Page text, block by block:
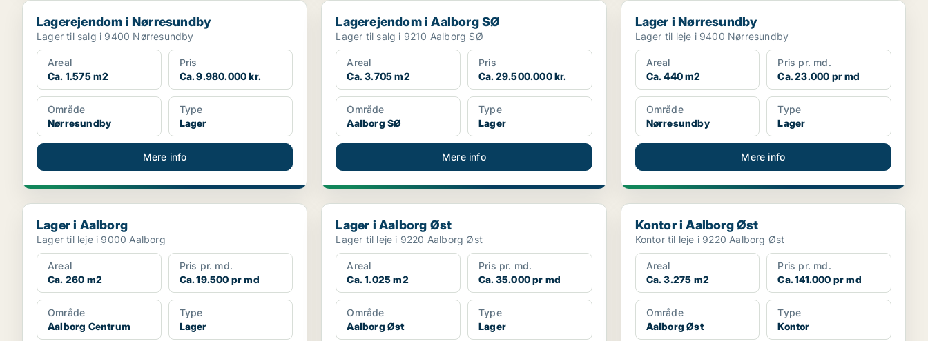
Lagerejendom i Nørresundby
Lagerejendom i Nørresundby
Lager til salg i 9400 Nørresundby
Areal
Ca. 1.575 m2
Pris
Ca. 9.980.000 kr.
Område
Nørresundby
Type
Lager
Mere info
Lagerejendom i Aalborg SØ
Lagerejendom i Aalborg SØ
Lager til salg i 9210 Aalborg SØ
Areal
Ca. 3.705 m2
Pris
Ca. 29.500.000 kr.
Område
Aalborg SØ
Type
Lager
Mere info
Lager i Nørresundby
Lager i Nørresundby
Lager til leje i 9400 Nørresundby
Areal
Ca. 440 m2
Pris pr. md.
Ca. 23.000 pr md
Område
Nørresundby
Type
Lager
Mere info
Lager i Aalborg
Lager i Aalborg
Lager til leje i 9000 Aalborg
Areal
Ca. 260 m2
Pris pr. md.
Ca. 19.500 pr md
Område
Aalborg Centrum
Type
Lager
Lager i Aalborg Øst
Lager i Aalborg Øst
Lager til leje i 9220 Aalborg Øst
Areal
Ca. 1.025 m2
Pris pr. md.
Ca. 35.000 pr md
Område
Aalborg Øst
Type
Lager
Kontor i Aalborg Øst
Kontor i Aalborg Øst
Kontor til leje i 9220 Aalborg Øst
Areal
Ca. 3.275 m2
Pris pr. md.
Ca. 141.000 pr md
Område
Aalborg Øst
Type
Kontor